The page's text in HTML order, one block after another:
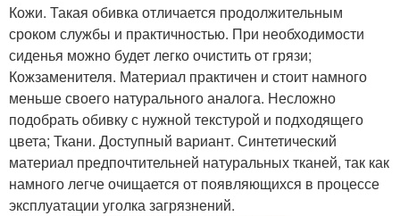
Кожи. Такая обивка отличается продолжительным
сроком службы и практичностью. При необходимости
сиденья можно будет легко очистить от грязи;
Кожзаменителя. Материал практичен и стоит намного
меньше своего натурального аналога. Несложно
подобрать обивку с нужной текстурой и подходящего
цвета; Ткани. Доступный вариант. Синтетический
материал предпочтительней натуральных тканей, так как
намного легче очищается от появляющихся в процессе
эксплуатации уголка загрязнений.